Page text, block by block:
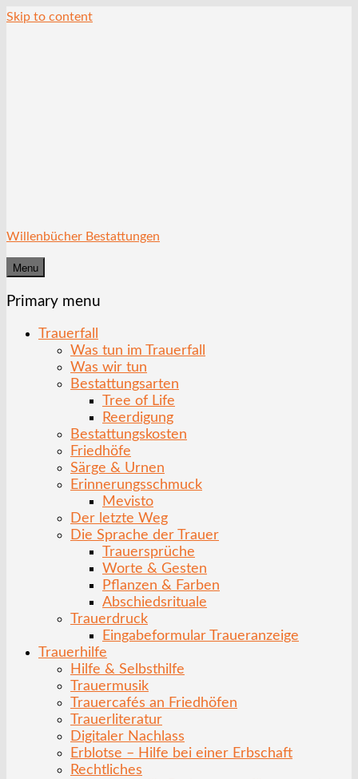
Skip to content
Willenbücher Bestattungen
Menu
Primary menu
Trauerfall
Was tun im Trauerfall
Was wir tun
Bestattungsarten
Tree of Life
Reerdigung
Bestattungskosten
Friedhöfe
Särge & Urnen
Erinnerungsschmuck
Mevisto
Der letzte Weg
Die Sprache der Trauer
Trauersprüche
Worte & Gesten
Pflanzen & Farben
Abschiedsrituale
Trauerdruck
Eingabeformular Traueranzeige
Trauerhilfe
Hilfe & Selbsthilfe
Trauermusik
Trauercafés an Friedhöfen
Trauerliteratur
Digitaler Nachlass
Erblotse – Hilfe bei einer Erbschaft
Rechtliches